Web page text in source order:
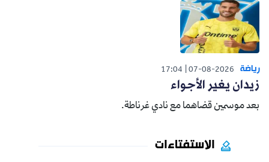
رياضة 07-08-2026
17:04
زيدان يغير الأجواء
بعد موسمين قضاهما مع نادي غرناطة.
الاستفتاءات